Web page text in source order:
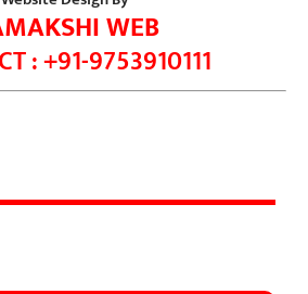
WEB
: +91-9753910111